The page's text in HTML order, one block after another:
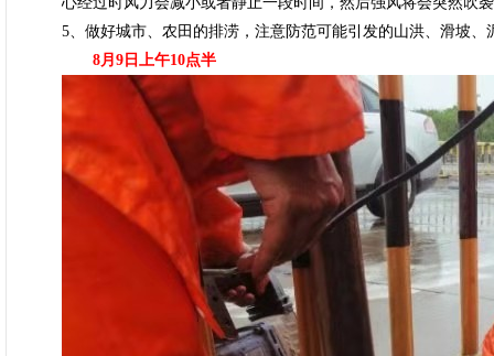
5、做好城市、农田的排涝，注意防范可能引发的山洪、滑坡、
8月9日上午10点半